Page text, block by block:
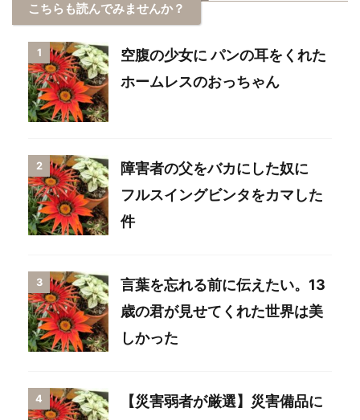
こちらも読んでみませんか？
1
空腹の少女に パンの耳をくれた
ホームレスのおっちゃん
2
障害者の父をバカにした奴に
フルスイングビンタをカマした
件
3
言葉を忘れる前に伝えたい。13
歳の君が見せてくれた世界は美
しかった
4
【災害弱者が厳選】災害備品に